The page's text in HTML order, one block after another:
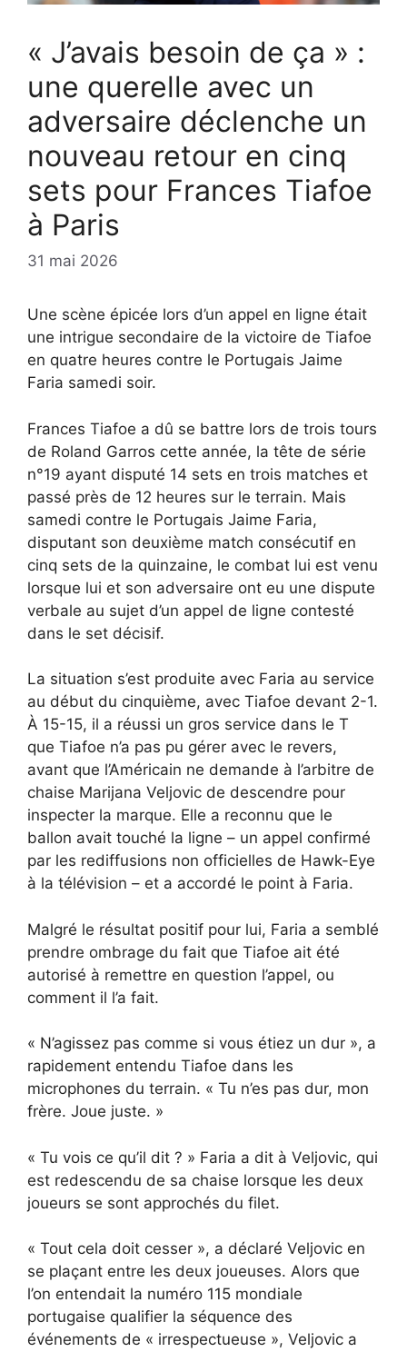
« J’avais besoin de ça » :
une querelle avec un
adversaire déclenche un
nouveau retour en cinq
sets pour Frances Tiafoe
à Paris
31 mai 2026
Une scène épicée lors d’un appel en ligne était
une intrigue secondaire de la victoire de Tiafoe
en quatre heures contre le Portugais Jaime
Faria samedi soir.
Frances Tiafoe a dû se battre lors de trois tours
de Roland Garros cette année, la tête de série
n°19 ayant disputé 14 sets en trois matches et
passé près de 12 heures sur le terrain. Mais
samedi contre le Portugais Jaime Faria,
disputant son deuxième match consécutif en
cinq sets de la quinzaine, le combat lui est venu
lorsque lui et son adversaire ont eu une dispute
verbale au sujet d’un appel de ligne contesté
dans le set décisif.
La situation s’est produite avec Faria au service
au début du cinquième, avec Tiafoe devant 2-1.
À 15-15, il a réussi un gros service dans le T
que Tiafoe n’a pas pu gérer avec le revers,
avant que l’Américain ne demande à l’arbitre de
chaise Marijana Veljovic de descendre pour
inspecter la marque. Elle a reconnu que le
ballon avait touché la ligne – un appel confirmé
par les rediffusions non officielles de Hawk-Eye
à la télévision – et a accordé le point à Faria.
Malgré le résultat positif pour lui, Faria a semblé
prendre ombrage du fait que Tiafoe ait été
autorisé à remettre en question l’appel, ou
comment il l’a fait.
« N’agissez pas comme si vous étiez un dur », a
rapidement entendu Tiafoe dans les
microphones du terrain. « Tu n’es pas dur, mon
frère. Joue juste. »
« Tu vois ce qu’il dit ? » Faria a dit à Veljovic, qui
est redescendu de sa chaise lorsque les deux
joueurs se sont approchés du filet.
« Tout cela doit cesser », a déclaré Veljovic en
se plaçant entre les deux joueuses. Alors que
l’on entendait la numéro 115 mondiale
portugaise qualifier la séquence des
événements de « irrespectueuse », Veljovic a